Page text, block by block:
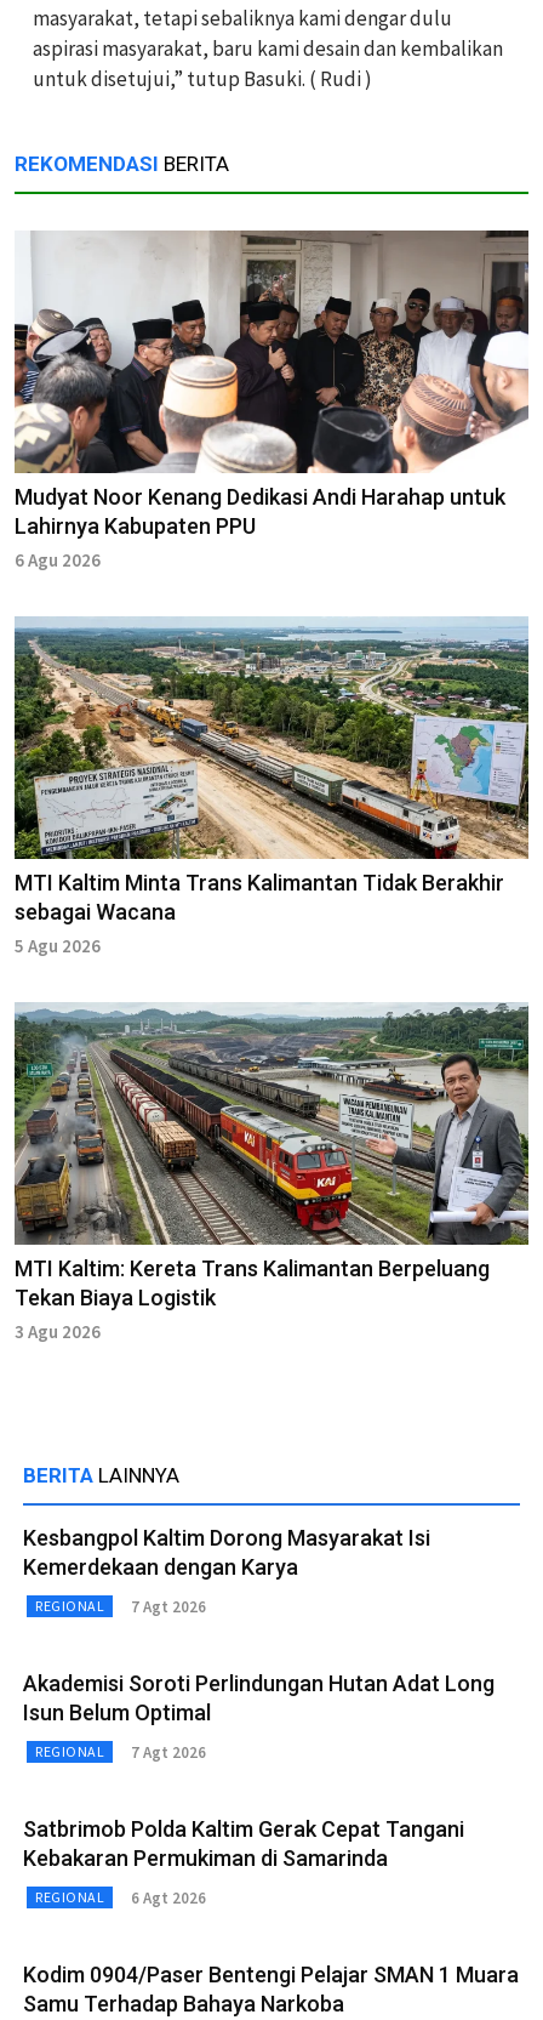
masyarakat, tetapi sebaliknya kami dengar dulu
aspirasi masyarakat, baru kami desain dan kembalikan
untuk disetujui,” tutup Basuki. ( Rudi )
REKOMENDASI BERITA
Mudyat Noor Kenang Dedikasi Andi Harahap untuk
Lahirnya Kabupaten PPU
6 Agu 2026
MTI Kaltim Minta Trans Kalimantan Tidak Berakhir
sebagai Wacana
5 Agu 2026
MTI Kaltim: Kereta Trans Kalimantan Berpeluang
Tekan Biaya Logistik
3 Agu 2026
BERITA LAINNYA
Kesbangpol Kaltim Dorong Masyarakat Isi
Kemerdekaan dengan Karya
REGIONAL 7 Agt 2026
Akademisi Soroti Perlindungan Hutan Adat Long
Isun Belum Optimal
REGIONAL 7 Agt 2026
Satbrimob Polda Kaltim Gerak Cepat Tangani
Kebakaran Permukiman di Samarinda
REGIONAL 6 Agt 2026
Kodim 0904/Paser Bentengi Pelajar SMAN 1 Muara
Samu Terhadap Bahaya Narkoba